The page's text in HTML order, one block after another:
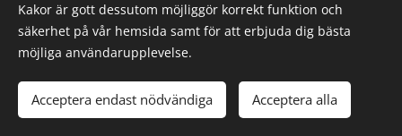
Stationsgatan 1, Tierp
0293-124 21
info@kohlmarks.se
Alla rättigheter reserverade 2024
Skapad medWebnode Cookies
Kakor är gott dessutom möjliggör korrekt funktion och
säkerhet på vår hemsida samt för att erbjuda dig bästa
möjliga användarupplevelse.
Acceptera endast nödvändiga Acceptera alla